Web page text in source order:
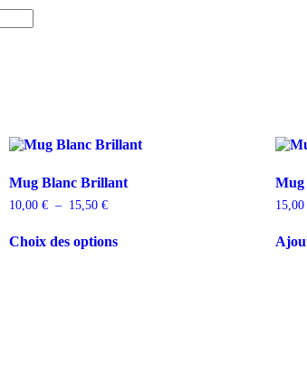
Mug Blanc Brillant
10,00 € – 15,50 €
Choix des options
Mug